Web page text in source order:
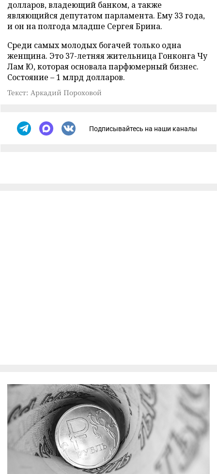
долларов, владеющий банком, а также
являющийся депутатом парламента. Ему 33 года,
и он на полгода младше Сергея Брина.
Среди самых молодых богачей только одна
женщина. Это 37-летняя жительница Гонконга Чу
Лам Ю, которая основала парфюмерный бизнес.
Состояние – 1 млрд долларов.
Текст: Аркадий Пороховой
Подписывайтесь на наши каналы